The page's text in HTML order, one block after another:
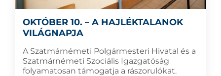
OKTÓBER 10. – A HAJLÉKTALANOK
VILÁGNAPJA
A Szatmárnémeti Polgármesteri Hivatal és a
Szatmárnémeti Szociális Igazgatóság
folyamatosan támogatja a rászorulókat.